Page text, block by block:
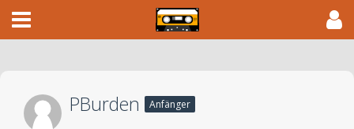
PBurden Anfänger